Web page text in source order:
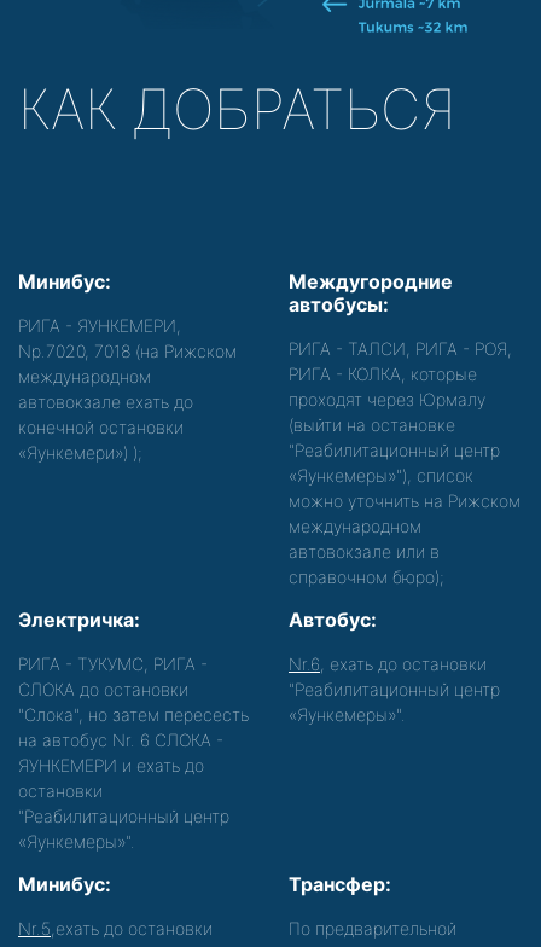
КАК ДОБРАТЬСЯ
Минибус:
РИГА - ЯУНКЕМЕРИ,
Nр.7020, 7018 (на Рижском
международном
автовокзале ехать до
конечной остановки
«Яункемери») );
Междугородние
автобусы:
РИГА - ТАЛСИ, РИГА - РОЯ,
РИГА - КОЛКА, которые
проходят через Юрмалу
(выйти на остановке
"Реабилитационный центр
«Яункемеры»"), список
можно уточнить на Рижском
международном
автовокзале или в
справочном бюро);
Электричка:
РИГА - ТУКУМС, РИГА -
СЛОКА до остановки
"Слока", но затем пересесть
на автобус Nr. 6 СЛОКА -
ЯУНКЕМЕРИ и ехать до
остановки
"Реабилитационный центр
«Яункемеры»".
Автобус:
Nr.6 , ехать до остановки
"Реабилитационный центр
«Яункемеры»".
Минибус:
Nr.5 ,ехать до остановки
Трансфер:
По предварительной